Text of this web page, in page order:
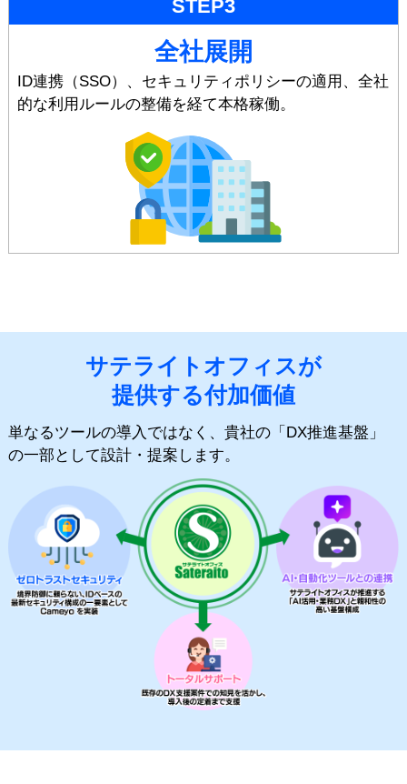
STEP3
全社展開
ID連携（SSO）、セキュリティポリシーの適用、全社
的な利用ルールの整備を経て本格稼働。
サテライトオフィスが
提供する付加価値
単なるツールの導入ではなく、貴社の「DX推進基盤」
の一部として設計・提案します。